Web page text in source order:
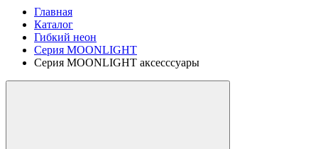
Главная
Каталог
Гибкий неон
Серия MOONLIGHT
Серия MOONLIGHT аксесссуары